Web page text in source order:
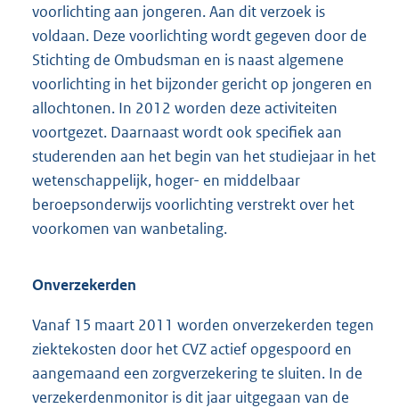
voorlichting aan jongeren. Aan dit verzoek is
voldaan. Deze voorlichting wordt gegeven door de
Stichting de Ombudsman en is naast algemene
voorlichting in het bijzonder gericht op jongeren en
allochtonen. In 2012 worden deze activiteiten
voortgezet. Daarnaast wordt ook specifiek aan
studerenden aan het begin van het studiejaar in het
wetenschappelijk, hoger- en middelbaar
beroepsonderwijs voorlichting verstrekt over het
voorkomen van wanbetaling.
Onverzekerden
Vanaf 15 maart 2011 worden onverzekerden tegen
ziektekosten door het CVZ actief opgespoord en
aangemaand een zorgverzekering te sluiten. In de
verzekerdenmonitor is dit jaar uitgegaan van de